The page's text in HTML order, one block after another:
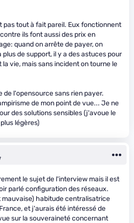
pas tout à fait pareil. Eux fonctionnent
ils font aussi des prix en
quand on arrête de payer, on
plus de support, il y a des astuces pour
vie, mais sans incident on tourne le
de l'opensource sans rien payer.
de mon point de vue... Je ne
des solutions sensibles (j'avoue le
légères)
le sujet de l'interview mais il est
parlé configuration des réseaux.
mauvaise) habitude centralisatrice
et j'aurais été intéressé de
sur la souveraineté concernant